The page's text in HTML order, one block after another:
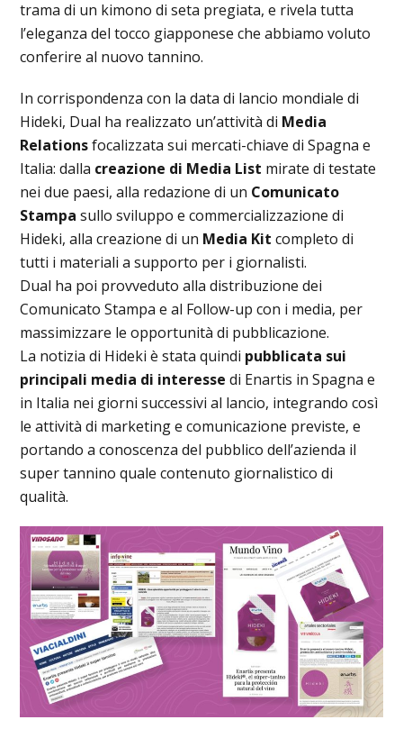
trama di un kimono di seta pregiata, e rivela tutta
l’eleganza del tocco giapponese che abbiamo voluto
conferire al nuovo tannino.
In corrispondenza con la data di lancio mondiale di
Hideki, Dual ha realizzato un’attività di Media
Relationsfocalizzata sui mercati-chiave di Spagna e
Italia: dalla creazione di Media List mirate di testate
nei due paesi, alla redazione di un Comunicato
Stampa sullo sviluppo e commercializzazione di
Hideki, alla creazione di un Media Kit completo di
tutti i materiali a supporto per i giornalisti.
Dual ha poi provveduto alla distribuzione dei
Comunicato Stampa e al Follow-up con i media, per
massimizzare le opportunità di pubblicazione.
La notizia di Hideki è stata quindi pubblicata sui
principali media di interesse di Enartis in Spagna e
in Italia nei giorni successivi al lancio, integrando così
le attività di marketing e comunicazione previste, e
portando a conoscenza del pubblico dell’azienda il
super tannino quale contenuto giornalistico di
qualità.